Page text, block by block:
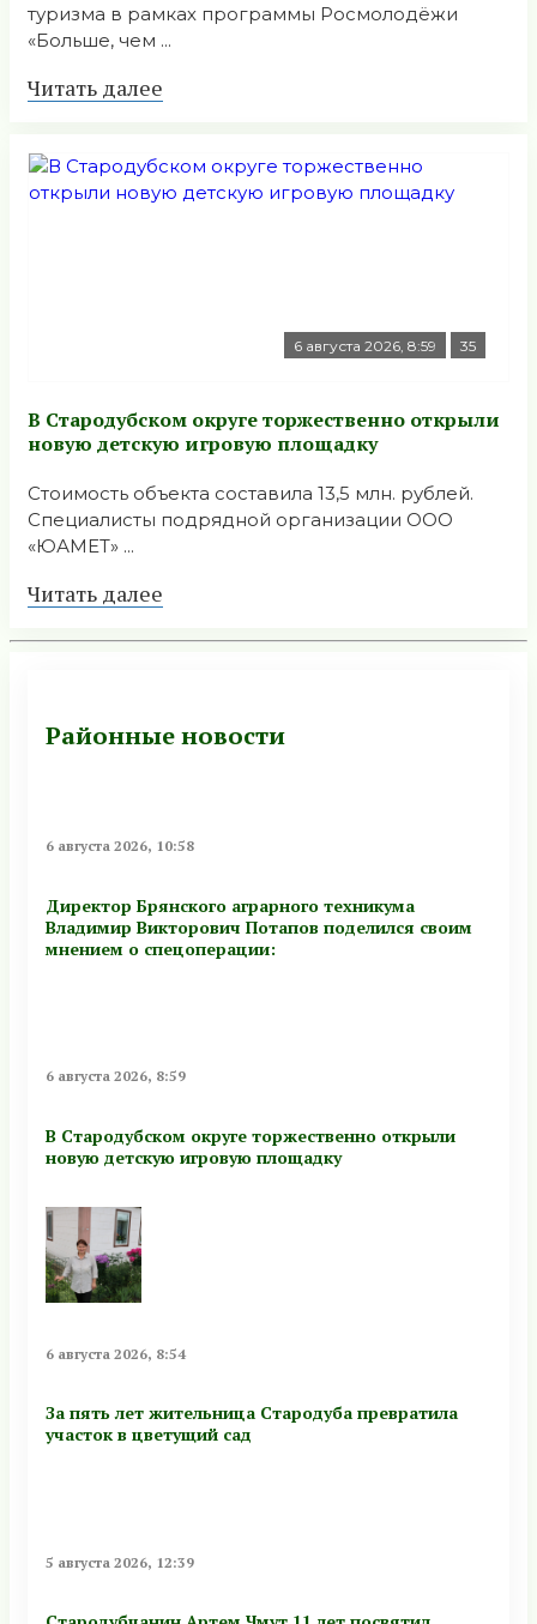
туризма в рамках программы Росмолодёжи
«Больше, чем ...
Читать далее
6 августа 2026, 8:59 35
В Стародубском округе торжественно открыли
новую детскую игровую площадку
Стоимость объекта составила 13,5 млн. рублей.
Специалисты подрядной организации ООО
«ЮАМЕТ» ...
Читать далее
Районные новости
6 августа 2026, 10:58
Директор Брянского аграрного техникума
Владимир Викторович Потапов поделился своим
мнением о спецоперации:
6 августа 2026, 8:59
В Стародубском округе торжественно открыли
новую детскую игровую площадку
6 августа 2026, 8:54
За пять лет жительница Стародуба превратила
участок в цветущий сад
5 августа 2026, 12:39